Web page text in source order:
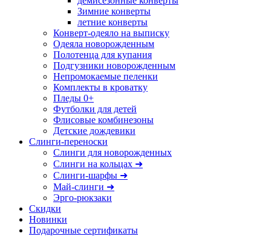
Зимние конверты
летние конверты
Конверт-одеяло на выписку
Одеяла новорожденным
Полотенца для купания
Подгузники новорожденным
Непромокаемые пеленки
Комплекты в кроватку
Пледы 0+
Футболки для детей
Флисовые комбинезоны
Детские дождевики
Слинги-переноски
Слинги для новорожденных
Слинги на кольцах ➜
Слинги-шарфы ➜
Май-слинги ➜
Эрго-рюкзаки
Скидки
Новинки
Подарочные сертификаты